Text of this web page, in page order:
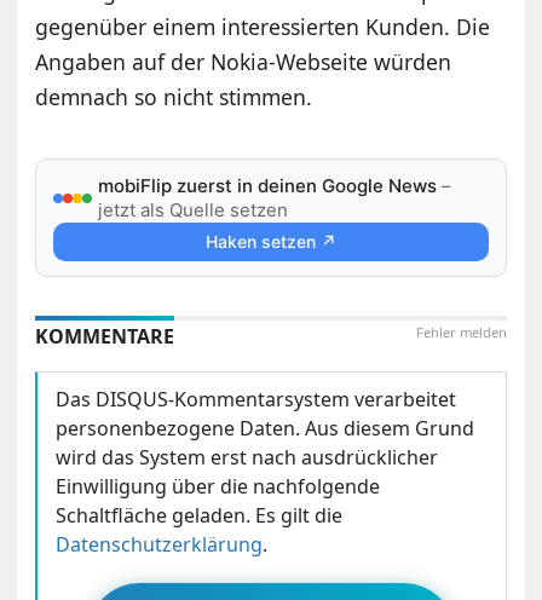
gegenüber einem interessierten Kunden. Die
Angaben auf der Nokia-Webseite würden
demnach so nicht stimmen.
mobiFlip zuerst in deinen Google News –
jetzt als Quelle setzen
Haken setzen ↗
Fehler melden
KOMMENTARE
Das DISQUS-Kommentarsystem verarbeitet
personenbezogene Daten. Aus diesem Grund
wird das System erst nach ausdrücklicher
Einwilligung über die nachfolgende
Schaltfläche geladen. Es gilt die
Datenschutzerklärung.